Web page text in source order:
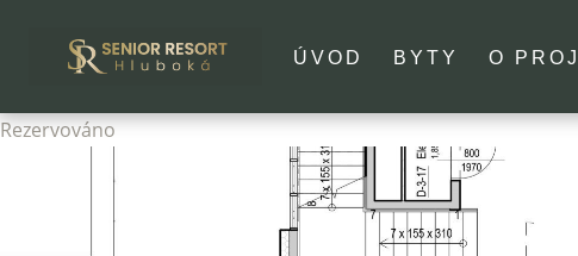
ÚVOD BYTY O
Rezervováno